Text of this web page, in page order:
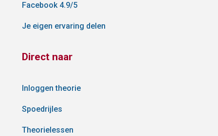
Facebook 4.9/5
Je eigen ervaring delen
Direct naar
Inloggen theorie
Spoedrijles
Theorielessen